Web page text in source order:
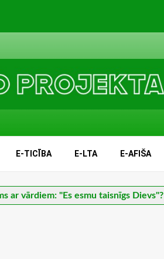
E-TICĪBA E-LTA E-AFIŠA
ar vārdiem: "Es esmu taisnīgs Dievs"?